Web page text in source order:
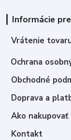
Informácie
Vrátenie
Ochrana
Obchodné
Doprava a
Ako nakupovať
Kontakt